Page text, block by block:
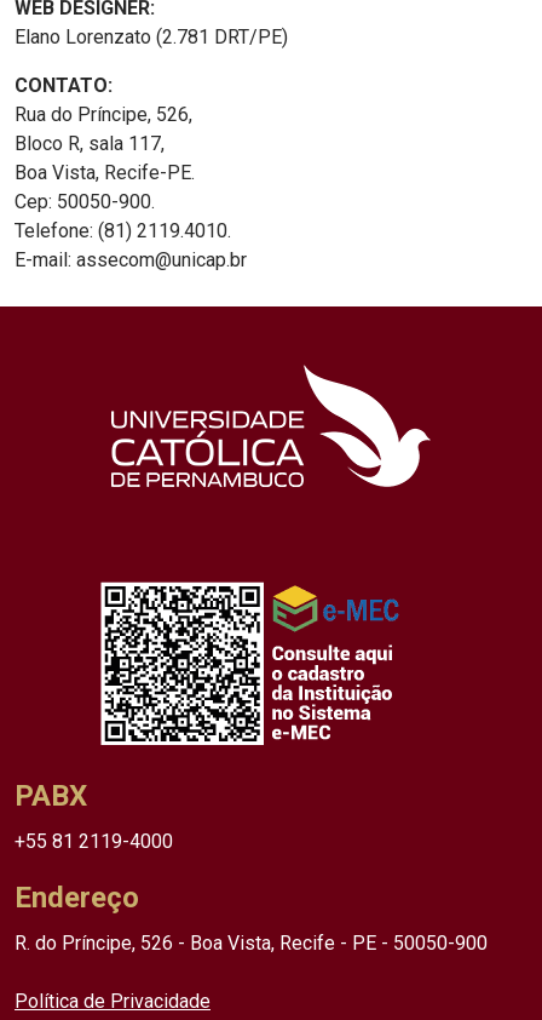
WEB DESIGNER:
Elano Lorenzato (2.781 DRT/PE)
CONTATO:
Rua do Príncipe, 526,
Bloco R, sala 117,
Boa Vista, Recife-PE.
Cep: 50050-900.
Telefone: (81) 2119.4010.
E-mail: assecom@unicap.br
PABX
+55 81 2119-4000
Endereço
R. do Príncipe, 526 - Boa Vista, Recife - PE - 50050-900
Política de Privacidade